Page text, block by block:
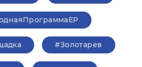
#Золотарев